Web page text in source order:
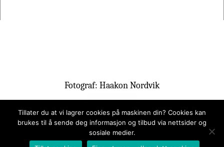
Fotograf: Haakon Nordvik
Tillater du at vi lagrer cookies på maskinen din? Cookies kan
brukes til å sende deg informasjon og tilbud via nettsider og
sosiale medier.